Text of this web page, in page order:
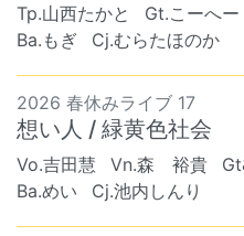
Tp.山西たかと Gt.こーへー
Ba.もぎ
Cj.むらたほのか
2026 春休みライブ 17
想い人 / 緑黄色社会
Vo.吉田慧 Vn.森 裕貴
Ba.めい
Cj.池内しんり